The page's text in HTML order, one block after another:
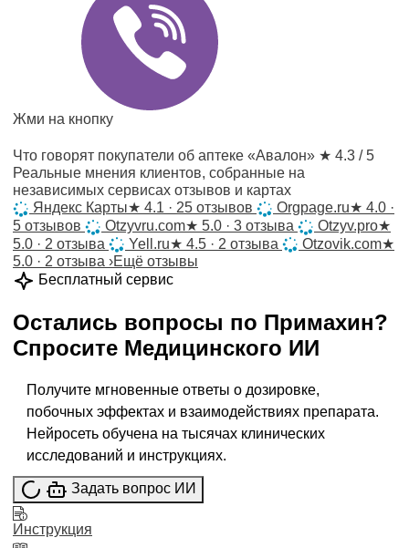
Жми на кнопку
Что говорят покупатели об аптеке «Авалон» ★ 4.3 / 5
Реальные мнения клиентов, собранные на
независимых сервисах отзывов и картах
Яндекс Карты★ 4.1 · 25 отзывов Orgpage.ru★ 4.0 ·
5 отзывов
Otzyvru.com★ 5.0 · 3 отзыва Otzyv.pro★
5.0 · 2 отзыва
Yell.ru★ 4.5 · 2 отзыва Otzovik.com★
5.0 · 2 отзыва ›Ещё отзывы
Бесплатный сервис
Остались вопросы по Примахин?
Спросите Медицинского ИИ
Получите мгновенные ответы о дозировке,
побочных эффектах и взаимодействиях препарата.
Нейросеть обучена на тысячах клинических
исследований и инструкциях.
Задать вопрос ИИ
Инструкция